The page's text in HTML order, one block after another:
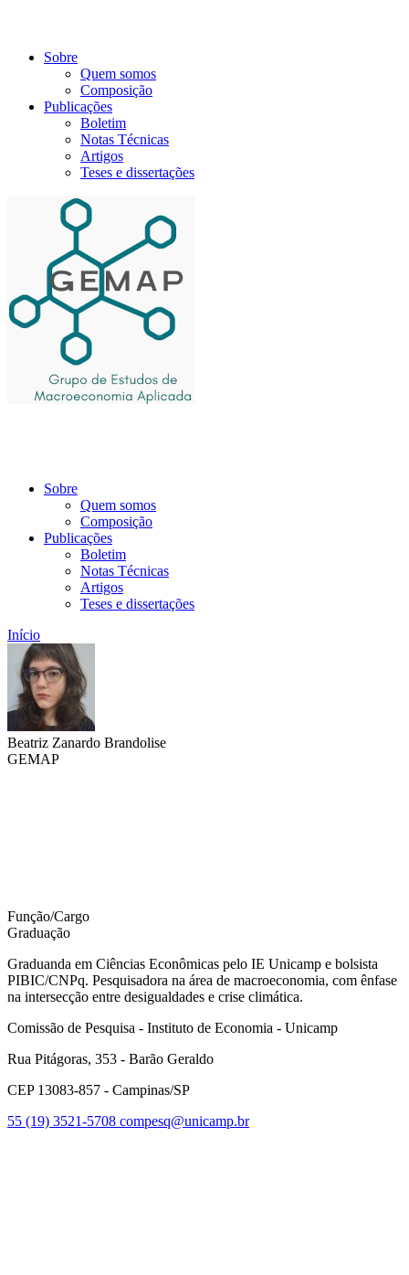
Sobre
Quem somos
Composição
Publicações
Boletim
Notas Técnicas
Artigos
Teses e dissertações
Sobre
Quem somos
Composição
Publicações
Boletim
Notas Técnicas
Artigos
Teses e dissertações
Início
Beatriz Zanardo Brandolise
GEMAP
Função/Cargo
Graduação
Graduanda em Ciências Econômicas pelo IE Unicamp e bolsista
PIBIC/CNPq. Pesquisadora na área de macroeconomia, com ênfase
na intersecção entre desigualdades e crise climática.
Comissão de Pesquisa - Instituto de Economia - Unicamp
Rua Pitágoras, 353 - Barão Geraldo
CEP 13083-857 - Campinas/SP
55 (19) 3521-5708 compesq@unicamp.br